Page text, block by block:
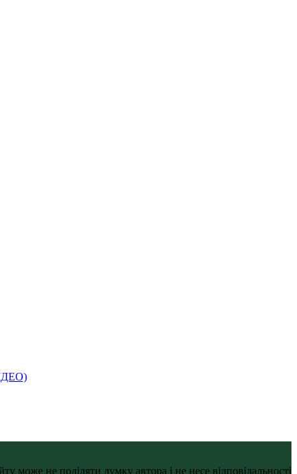
може не поділяти думку автора і не несе відповідальності